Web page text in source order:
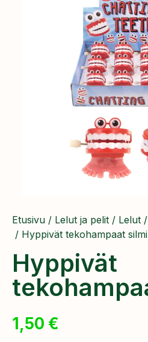
Etusivu / Lelut ja pelit / Lelut /
/ Hyppivät tekohampaat
Hyppivät
1,50 €